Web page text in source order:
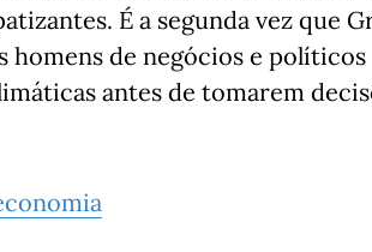
É a segunda vez que
homens de negócios e políticos
antes de tomarem